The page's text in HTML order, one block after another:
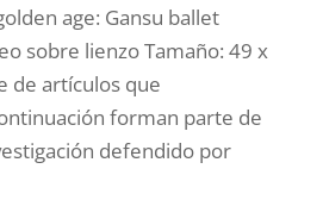
age: Gansu ballet
sobre lienzo Tamaño: 49 x
de artículos que
forman parte de
defendido por